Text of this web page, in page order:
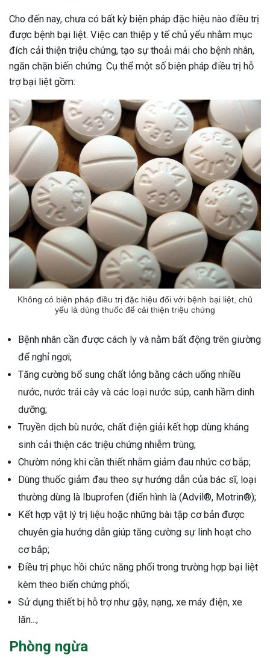
Cho đến nay, chưa có bất kỳ biện pháp đặc hiệu nào điều trị
được bệnh bại liệt. Việc can thiệp y tế chủ yếu nhằm mục
đích cải thiện triệu chứng, tạo sự thoải mái cho bệnh nhân,
ngăn chặn biến chứng. Cụ thể một số biện pháp điều trị hỗ
trợ bại liệt gồm:
Không có biện pháp điều trị đặc hiệu đối với bệnh bại liệt, chủ
yếu là dùng thuốc để cải thiện triệu chứng
Bệnh nhân cần được cách ly và nằm bất động trên giường
để nghỉ ngơi;
Tăng cường bổ sung chất lỏng bằng cách uống nhiều
nước, nước trái cây và các loại nước súp, canh hầm dinh
dưỡng;
Truyền dịch bù nước, chất điện giải kết hợp dùng kháng
sinh cải thiện các triệu chứng nhiễm trùng;
Chườm nóng khi cần thiết nhằm giảm đau nhức cơ bắp;
Dùng thuốc giảm đau theo sự hướng dẫn của bác sĩ, loại
thường dùng là Ibuprofen (điển hình là (Advil®, Motrin®);
Kết hợp vật lý trị liệu hoặc những bài tập cơ bản được
chuyên gia hướng dẫn giúp tăng cường sự linh hoạt cho
cơ bắp;
Điều trị phục hồi chức năng phổi trong trường hợp bại liệt
kèm theo biến chứng phổi;
Sử dụng thiết bị hỗ trợ như gậy, nạng, xe máy điện, xe
lăn...;
Phòng ngừa